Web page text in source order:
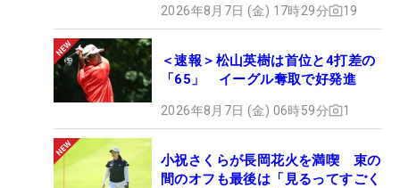
2026年8月7日 (金) 17時29分 19
＜速報＞松山英樹は首位と4打差の
「65」 イーグル奪取で好発進
2026年8月7日 (金) 06時59分 1
小祝さくらが長岡花火を満喫 束の
間のオフも最後は「見るってすごく